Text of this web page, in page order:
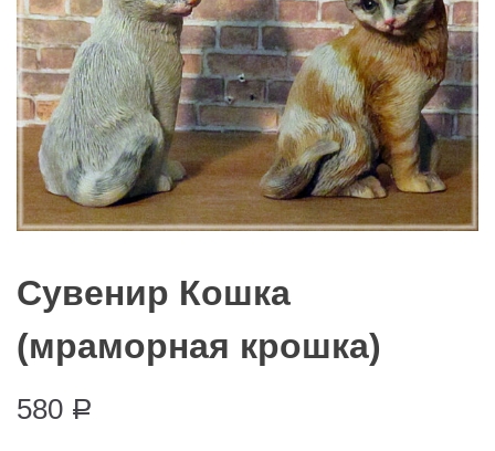
Сувенир Кошка
(мраморная крошка)
580 Р